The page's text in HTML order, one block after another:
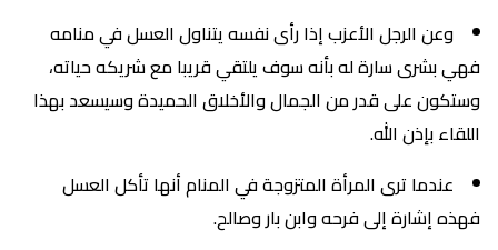
وعن الرجل الأعزب إذا رأى نفسه يتناول العسل في منامه
فهي بشرى سارة له بأنه سوف يلتقي قريبا مع شريكه حياته،
وستكون على قدر من الجمال والأخلاق الحميدة وسيسعد بهذا
اللقاء بإذن الله.
عندما ترى المرأة المتزوجة في المنام أنها تأكل العسل
فهذه إشارة إلى فرحه وابن بار وصالح.